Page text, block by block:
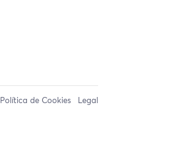
Política de Cookies Legal